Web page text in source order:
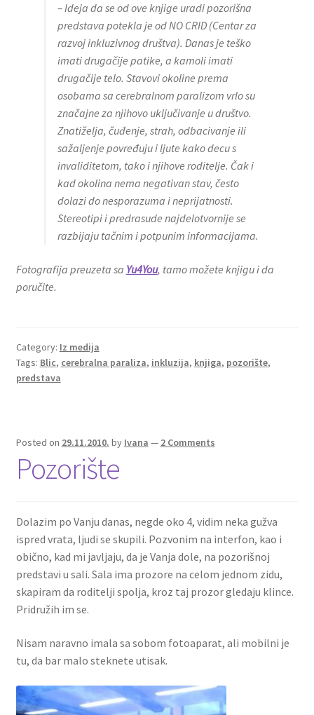
– Ideja da se od ove knjige uradi pozorišna
predstava potekla je od NO CRID (Centar za
razvoj inkluzivnog društva). Danas je teško
imati drugačije patike, a kamoli imati
drugačije telo. Stavovi okoline prema
osobama sa cerebralnom paralizom vrlo su
značajne za njihovo uključivanje u društvo.
Znatiželja, čuđenje, strah, odbacivanje ili
sažaljenje povređuju i ljute kako decu s
invaliditetom, tako i njihove roditelje. Čak i
kad okolina nema negativan stav, često
dolazi do nesporazuma i neprijatnosti.
Stereotipi i predrasude najdelotvornije se
razbijaju tačnim i potpunim informacijama.
Fotografija preuzeta sa Yu4You, tamo možete knjigu i da
poručite.
Category: Iz medija
Tags: Blic, cerebralna paraliza, inkluzija, knjiga, pozorište,
predstava
Posted on 29.11.2010. by Ivana — 2 Comments
Pozorište
Dolazim po Vanju danas, negde oko 4, vidim neka gužva
ispred vrata, ljudi se skupili. Pozvonim na interfon, kao i
obično, kad mi javljaju, da je Vanja dole, na pozorišnoj
predstavi u sali. Sala ima prozore na celom jednom zidu,
skapiram da roditelji spolja, kroz taj prozor gledaju klince.
Pridružih im se.
Nisam naravno imala sa sobom fotoaparat, ali mobilni je
tu, da bar malo steknete utisak.